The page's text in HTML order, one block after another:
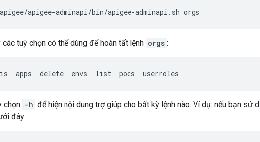
apigee-adminapi/bin/apigee-adminapi.sh orgs
các tuỳ chọn có thể dùng để hoàn tất lệnh orgs :
apps  delete  envs  list  pods  userroles
chọn -h để hiện nội dung trợ giúp cho bất kỳ lệnh nào. Ví dụ: nếu bạn sử
đây: